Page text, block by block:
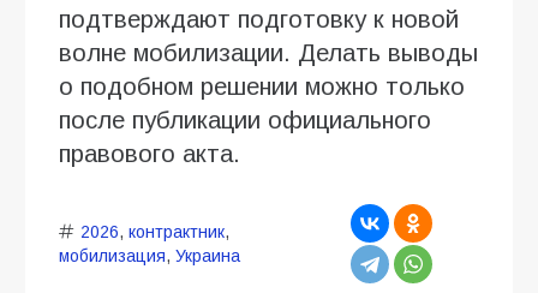
подтверждают подготовку к новой
волне мобилизации. Делать выводы
о подобном решении можно только
после публикации официального
правового акта.
2026, контрактник,
мобилизация, Украина